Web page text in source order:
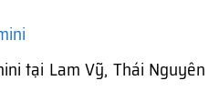
tại Lam Vỹ, Thái Nguyên